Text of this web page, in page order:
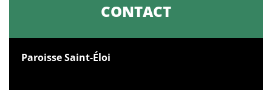
CONTACT
Paroisse Saint-Éloi